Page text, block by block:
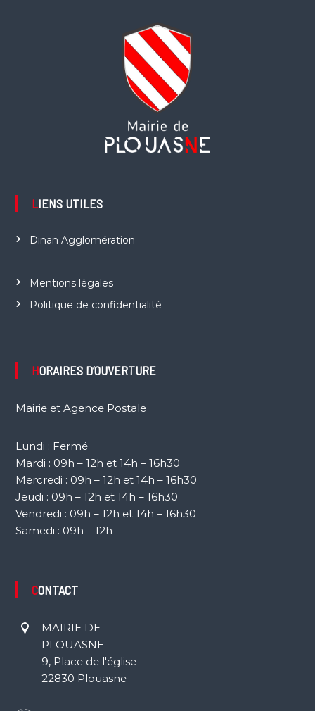
LIENS UTILES
Dinan Agglomération
Mentions légales
Politique de confidentialité
HORAIRES D’OUVERTURE
Mairie et Agence Postale
Lundi : Fermé
Mardi : 09h – 12h et 14h – 16h30
Mercredi : 09h – 12h et 14h – 16h30
Jeudi : 09h – 12h et 14h – 16h30
Vendredi : 09h – 12h et 14h – 16h30
Samedi : 09h – 12h
CONTACT
MAIRIE DE
PLOUASNE
9, Place de l'église
22830 Plouasne